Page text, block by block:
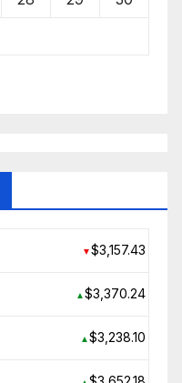
▼$3,157.43
▲$3,370.24
▲$3,238.10